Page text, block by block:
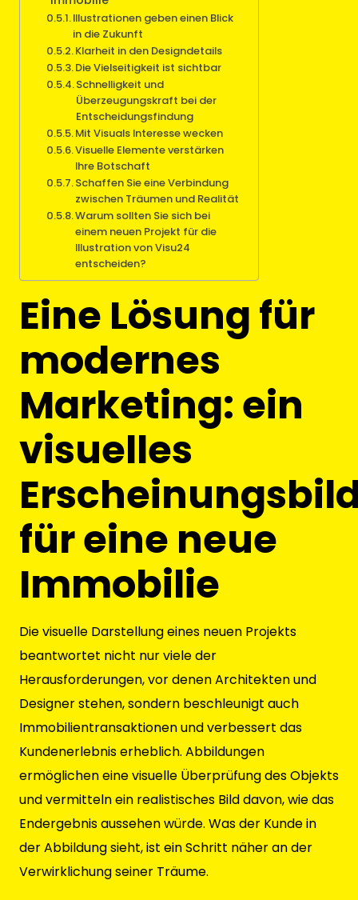
Illustrationen geben einen Blick
in die Zukunft
Klarheit in den Designdetails
Die Vielseitigkeit ist sichtbar
Schnelligkeit und
Überzeugungskraft bei der
Entscheidungsfindung
Mit Visuals Interesse wecken
Visuelle Elemente verstärken
Ihre Botschaft
Schaffen Sie eine Verbindung
zwischen Träumen und Realität
Warum sollten Sie sich bei
einem neuen Projekt für die
Illustration von Visu24
entscheiden?
Eine Lösung für
modernes
Marketing: ein
visuelles
für eine neue
Immobilie
Die visuelle Darstellung eines neuen Projekts
beantwortet nicht nur viele der
Herausforderungen, vor denen Architekten und
Designer stehen, sondern beschleunigt auch
Immobilientransaktionen und verbessert das
Kundenerlebnis erheblich. Abbildungen
ermöglichen eine visuelle Überprüfung des Objekts
und vermitteln ein realistisches Bild davon, wie das
Endergebnis aussehen würde. Was der Kunde in
der Abbildung sieht, ist ein Schritt näher an der
Verwirklichung seiner Träume.